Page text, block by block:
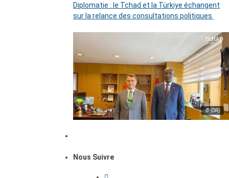
Diplomatie : le Tchad et la Türkiye échangent
sur la relance des consultations politiques
© (DR)
Nous Suivre